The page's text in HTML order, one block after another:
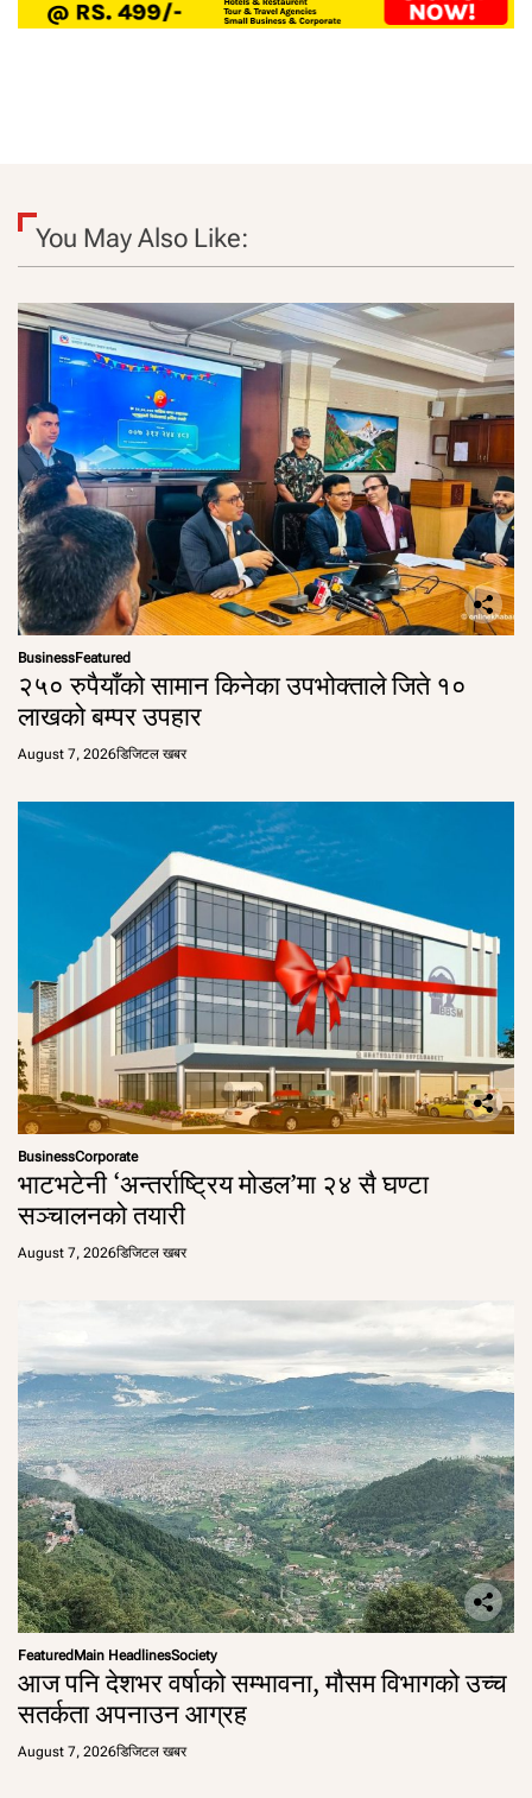
You May Also Like:
BusinessFeatured
२५० रुपैयाँको सामान किनेका उपभोक्ताले जिते १०
लाखको बम्पर उपहार
August 7, 2026डिजिटल खबर
BusinessCorporate
भाटभटेनी ‘अन्तर्राष्ट्रिय मोडल’मा २४ सै घण्टा
सञ्चालनको तयारी
August 7, 2026डिजिटल खबर
FeaturedMain HeadlinesSociety
आज पनि देशभर वर्षाको सम्भावना, मौसम विभागको उच्च
सतर्कता अपनाउन आग्रह
August 7, 2026डिजिटल खबर